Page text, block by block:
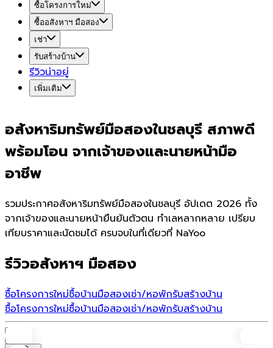
ซื้อโครงการใหม่
ซื้ออสังหาฯ มือสอง
เช่า
รับสร้างบ้าน
รีวิวน่าอยู่
เพิ่มเติม
อสังหาริมทรัพย์มือสองในชลบุรี สภาพดี
พร้อมโอน จากเจ้าของและนายหน้ามือ
อาชีพ
รวมประกาศอสังหาริมทรัพย์มือสองในชลบุรี อัปเดต 2026 ทั้ง
จากเจ้าของและนายหน้ายืนยันตัวตน ทำเลหลากหลาย เปรียบ
เทียบราคาและนัดชมได้ ครบจบในที่เดียวที่ NaYoo
รีวิวอสังหาฯ มือสอง
ซื้อโครงการใหม่ซื้อบ้านมือสองเช่า/หอพักรับสร้างบ้าน
ซื้อโครงการใหม่ซื้อบ้านมือสองเช่า/หอพักรับสร้างบ้าน